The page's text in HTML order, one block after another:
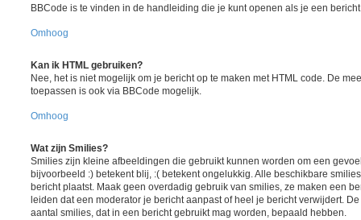
BBCode is te vinden in de handleiding die je kunt openen als je een
Omhoog
Kan ik HTML gebruiken?
Nee, het is niet mogelijk om je bericht op te maken met HTML code. De
toepassen is ook via BBCode mogelijk.
Omhoog
Wat zijn Smilies?
Smilies zijn kleine afbeeldingen die gebruikt kunnen worden om een
bijvoorbeeld :) betekent blij, :( betekent ongelukkig. Alle beschikbare
bericht plaatst. Maak geen overdadig gebruik van smilies, ze maken een
leiden dat een moderator je bericht aanpast of heel je bericht verwijdert.
aantal smilies, dat in een bericht gebruikt mag worden, bepaald hebben.